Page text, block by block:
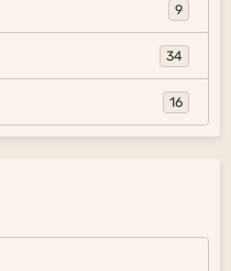
9
34
16